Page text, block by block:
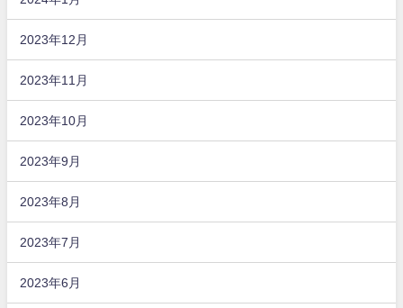
2023年12月
2023年11月
2023年10月
2023年9月
2023年8月
2023年7月
2023年6月